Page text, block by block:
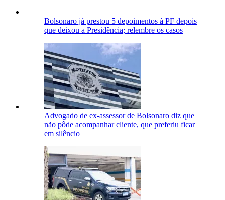
Bolsonaro já prestou 5 depoimentos à PF depois
que deixou a Presidência; relembre os casos
Advogado de ex-assessor de Bolsonaro diz que
não pôde acompanhar cliente, que preferiu ficar
em silêncio